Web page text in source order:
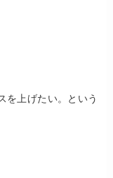
を上げたい。という